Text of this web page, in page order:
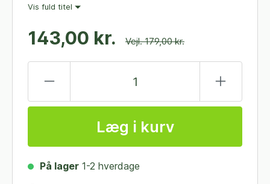
Vis fuld titel
143,00 kr. Vejl. 179,00 kr.
Læg i kurv
På lager 1-2 hverdage